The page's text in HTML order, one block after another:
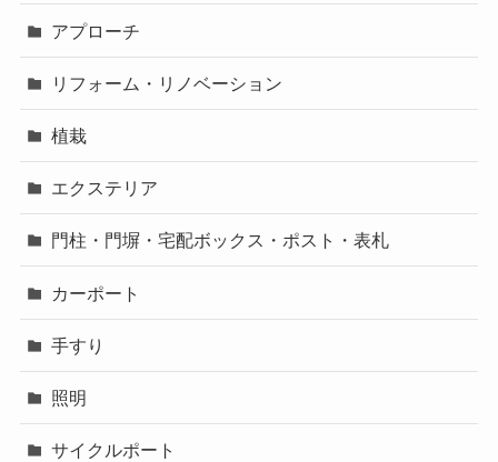
アプローチ
リフォーム・リノベーション
植栽
エクステリア
門柱・門塀・宅配ボックス・ポスト・表札
カーポート
手すり
照明
サイクルポート